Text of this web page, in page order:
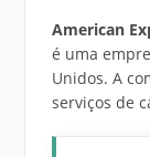
American
é uma
Unidos. A
serviços de